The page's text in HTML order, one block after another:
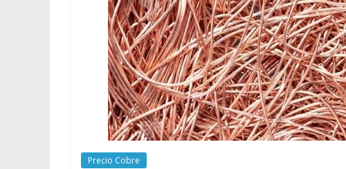
Precio Cobre